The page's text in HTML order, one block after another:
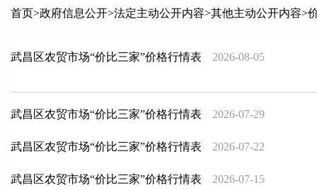
首页>政府信息公开>法定主动公开内容>其他主动公开内容>
武昌区农贸市场“价比三家”价格行情表 2026-08-05
武昌区农贸市场“价比三家”价格行情表 2026-07-29
武昌区农贸市场“价比三家”价格行情表 2026-07-22
武昌区农贸市场“价比三家”价格行情表 2026-07-15